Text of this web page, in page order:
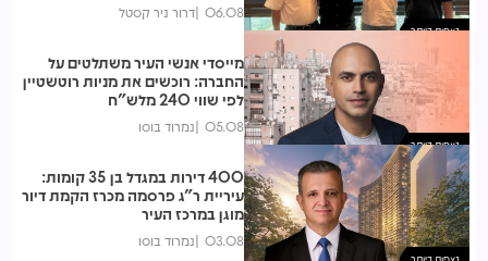
נצפות ביותר
06.08 דרור ניר קסטל
נצפות ביותר
מייסדי אנשי העיר משתלטים על
החברה: רוכשים את מניות רוטשטיין
לפי שווי 240 מלש"ח
05.08 נמרוד בוסו
400 דירות במגדל בן 35 קומות:
עיריית ר"ג פרסמה מכרז הקמת דיור
מוגן במרכז העיר
03.08 נמרוד בוסו